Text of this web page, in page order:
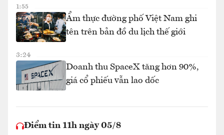
1:55
Ẩm thực đường phố Việt Nam ghi
tên trên bản đồ du lịch thế giới
3:24
Doanh thu SpaceX tăng hơn 90%,
giá cổ phiếu vẫn lao dốc
Điểm tin 11h ngày 05/8